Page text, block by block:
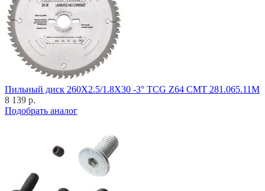
Пильный диск 260X2.5/1.8X30 -3° TCG Z64 CMT 281.065.11M
8 139 р.
Подобрать аналог